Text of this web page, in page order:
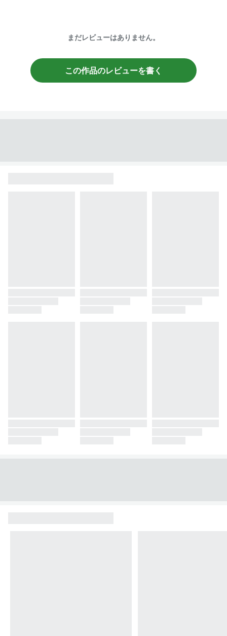
まだレビューはありません。
この作品のレビューを書く